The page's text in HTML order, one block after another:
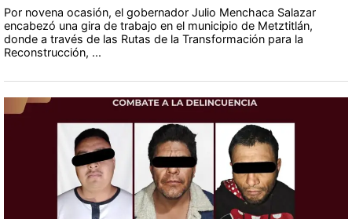
Por novena ocasión, el gobernador Julio Menchaca Salazar
encabezó una gira de trabajo en el municipio de Metztitlán,
donde a través de las Rutas de la Transformación para la
Reconstrucción, ...